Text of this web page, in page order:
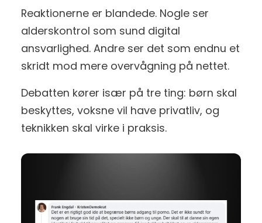
Reaktionerne er blandede. Nogle ser
alderskontrol som sund digital
ansvarlighed. Andre ser det som endnu et
skridt mod mere overvågning på nettet.
Debatten kører især på tre ting: børn skal
beskyttes, voksne vil have privatliv, og
teknikken skal virke i praksis.